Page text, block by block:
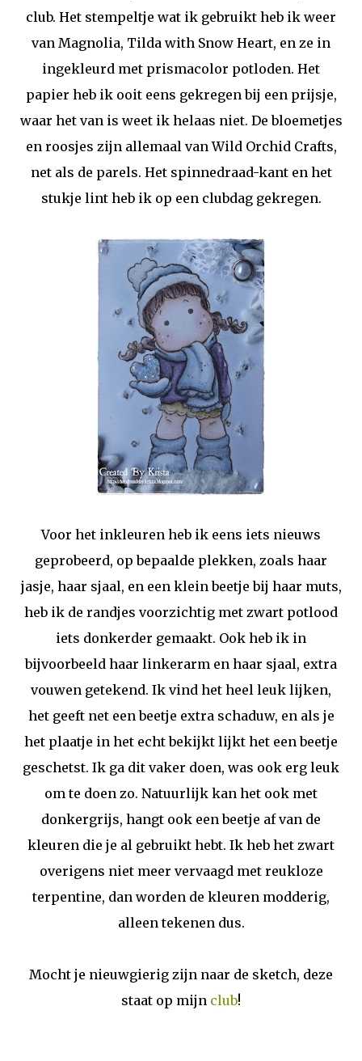
club. Het stempeltje wat ik gebruikt heb ik weer
van Magnolia, Tilda with Snow Heart, en ze in
ingekleurd met prismacolor potloden. Het
papier heb ik ooit eens gekregen bij een prijsje,
waar het van is weet ik helaas niet. De bloemetjes
en roosjes zijn allemaal van Wild Orchid Crafts,
net als de parels. Het spinnedraad-kant en het
stukje lint heb ik op een clubdag gekregen.
Voor het inkleuren heb ik eens iets nieuws
geprobeerd, op bepaalde plekken, zoals haar
jasje, haar sjaal, en een klein beetje bij haar muts,
heb ik de randjes voorzichtig met zwart potlood
iets donkerder gemaakt. Ook heb ik in
bijvoorbeeld haar linkerarm en haar sjaal, extra
vouwen getekend. Ik vind het heel leuk lijken,
het geeft net een beetje extra schaduw, en als je
het plaatje in het echt bekijkt lijkt het een beetje
geschetst. Ik ga dit vaker doen, was ook erg leuk
om te doen zo. Natuurlijk kan het ook met
donkergrijs, hangt ook een beetje af van de
kleuren die je al gebruikt hebt. Ik heb het zwart
overigens niet meer vervaagd met reukloze
terpentine, dan worden de kleuren modderig,
alleen tekenen dus.
Mocht je nieuwgierig zijn naar de sketch, deze
staat op mijn club!